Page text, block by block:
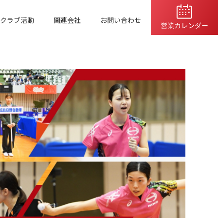
クラブ活動 関連会社 お問い合わせ